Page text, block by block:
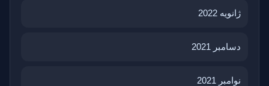
ژانویه 2022
دسامبر 2021
نوامبر 2021